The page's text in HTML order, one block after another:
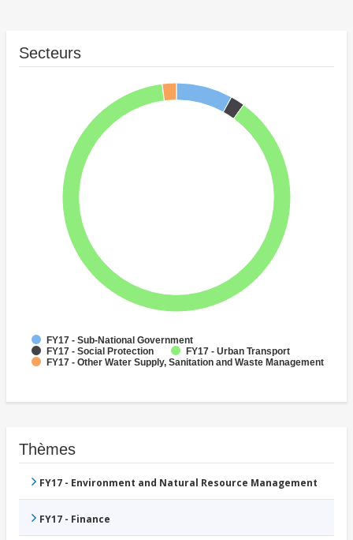
Secteurs
FY17 - Sub-National Government
FY17 - Social Protection
FY17 - Urban Transport
FY17 - Other Water Supply, Sanitation and Waste Management
Thèmes
FY17 - Environment and Natural Resource Management
FY17 - Finance